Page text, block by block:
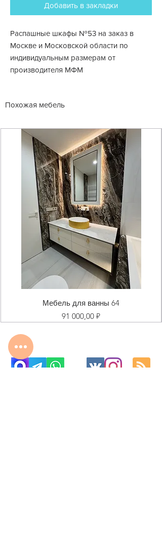
Добавить в закладки
Распашные шкафы №53 на заказ в
Москве и Московской области по
индивидуальным размерам от
производителя МФМ
Похожая мебель
Мебель для ванны 64
Цена
91 000,00 ₽